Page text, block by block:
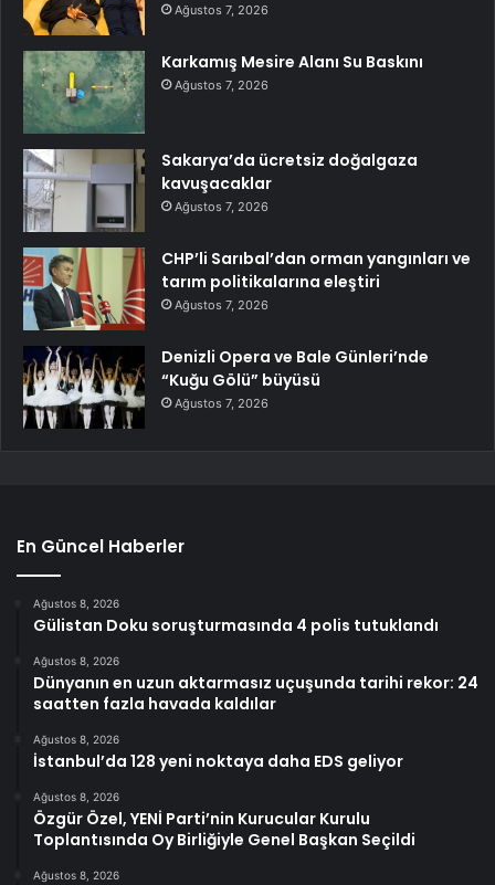
Ağustos 7, 2026
Karkamış Mesire Alanı Su Baskını
Ağustos 7, 2026
Sakarya’da ücretsiz doğalgaza
kavuşacaklar
Ağustos 7, 2026
CHP’li Sarıbal’dan orman yangınları ve
tarım politikalarına eleştiri
Ağustos 7, 2026
Denizli Opera ve Bale Günleri’nde
“Kuğu Gölü” büyüsü
Ağustos 7, 2026
En Güncel Haberler
Ağustos 8, 2026
Gülistan Doku soruşturmasında 4 polis tutuklandı
Ağustos 8, 2026
Dünyanın en uzun aktarmasız uçuşunda tarihi rekor: 24
saatten fazla havada kaldılar
Ağustos 8, 2026
İstanbul’da 128 yeni noktaya daha EDS geliyor
Ağustos 8, 2026
Özgür Özel, YENİ Parti’nin Kurucular Kurulu
Toplantısında Oy Birliğiyle Genel Başkan Seçildi
Ağustos 8, 2026